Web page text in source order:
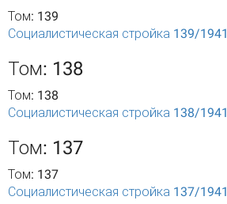
Том: 139
Социалистическая стройка 139/1941
Том: 138
Том: 138
Социалистическая стройка 138/1941
Том: 137
Том: 137
Социалистическая стройка 137/1941